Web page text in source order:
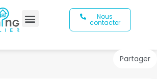
Nous
contacter
Partager